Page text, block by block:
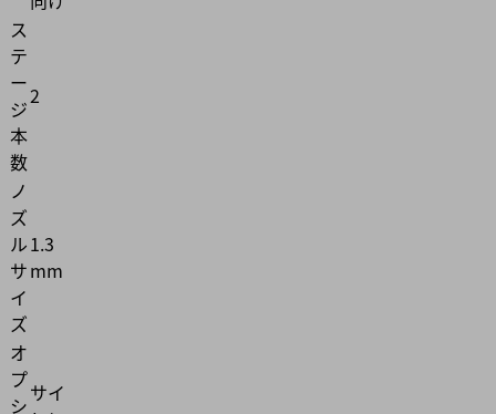
ス
テ
ー
ジ
本
数
2
ノ
ズ
ル
サ
イ
ズ
1.3
mm
オ
プ
シサイ